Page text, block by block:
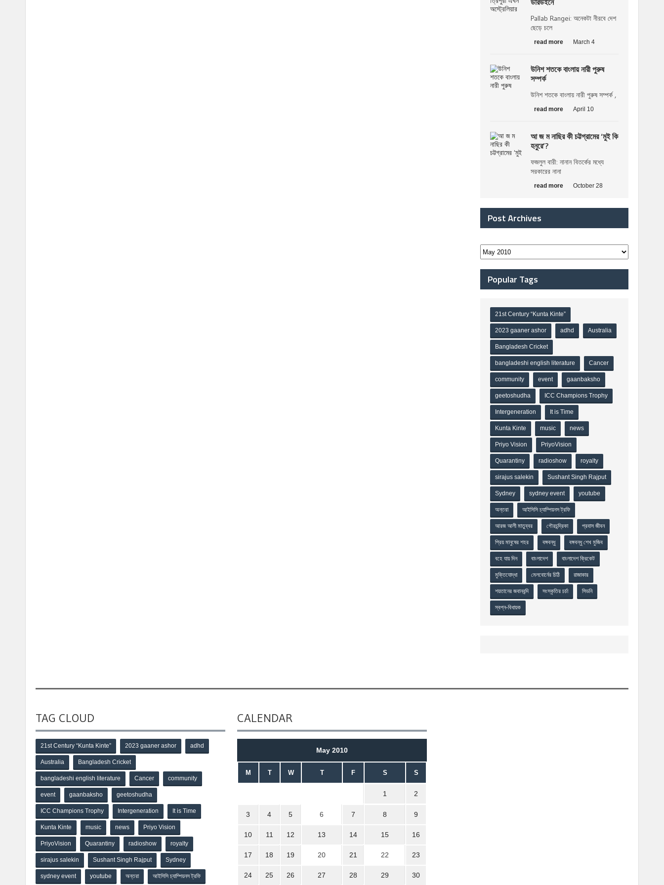
Pallab Rangei: অনেকটা নীরবে দেশ
ছেড়ে চলে
read more March 4
উনিশ শতকে বাংলায় নারী পুরুষ
সম্পর্ক
উনিশ শতকে বাংলায় নারী পুরুষ সম্পর্ক ,
read more April 10
আ জ ম নাছির কী চট্টগ্রামের ‘মুই কি
হনুরে’?
ফজলুল বারী: নানান বিতর্কের মধ্যে
সরকারের নানা
read more October 28
Post Archives
Popular Tags
21st Century “Kunta Kinte”
2023 gaaner ashor adhd Australia
Bangladesh Cricket
bangladeshi english literature Cancer
community event gaanbaksho
geetoshudha ICC Champions Trophy
Intergeneration It is Time
Kunta Kinte music news
Priyo Vision PriyoVision
Quarantiny radioshow royalty
sirajus salekin Sushant Singh Rajput
Sydney sydney event youtube
অন্তরা আইসিসি চ্যাম্পিয়নস ট্রফি
আরজ আলী মাতুব্বর গৌরচন্দ্রিকা প্রবাস জীবন
প্রিয় মানুষের শহর বঙ্গবন্ধু বঙ্গবন্ধু শেখ মুজিব
বহে যায় দিন বাংলাদেশ বাংলাদেশ ক্রিকেট
মুক্তিযোদ্ধা মেলবোর্নের চিঠি রাজাকার
শয়তানের জবানবন্দি সংস্কৃতির চর্চা সিডনি
স্বপ্ন-বিধায়ক
TAG CLOUD
21st Century “Kunta Kinte” 2023 gaaner ashor adhd
Australia Bangladesh Cricket
bangladeshi english literature Cancer community
event gaanbaksho geetoshudha
ICC Champions Trophy Intergeneration It is Time
Kunta Kinte music news Priyo Vision
PriyoVision Quarantiny radioshow royalty
sirajus salekin Sushant Singh Rajput Sydney
sydney event youtube অন্তরা আইসিসি চ্যাম্পিয়নস ট্রফি
CALENDAR
May 2010
M T W T F S S
1 2
3 4 5 6 7 8 9
10 11 12 13 14 15 16
17 18 19 20 21 22 23
24 25 26 27 28 29 30